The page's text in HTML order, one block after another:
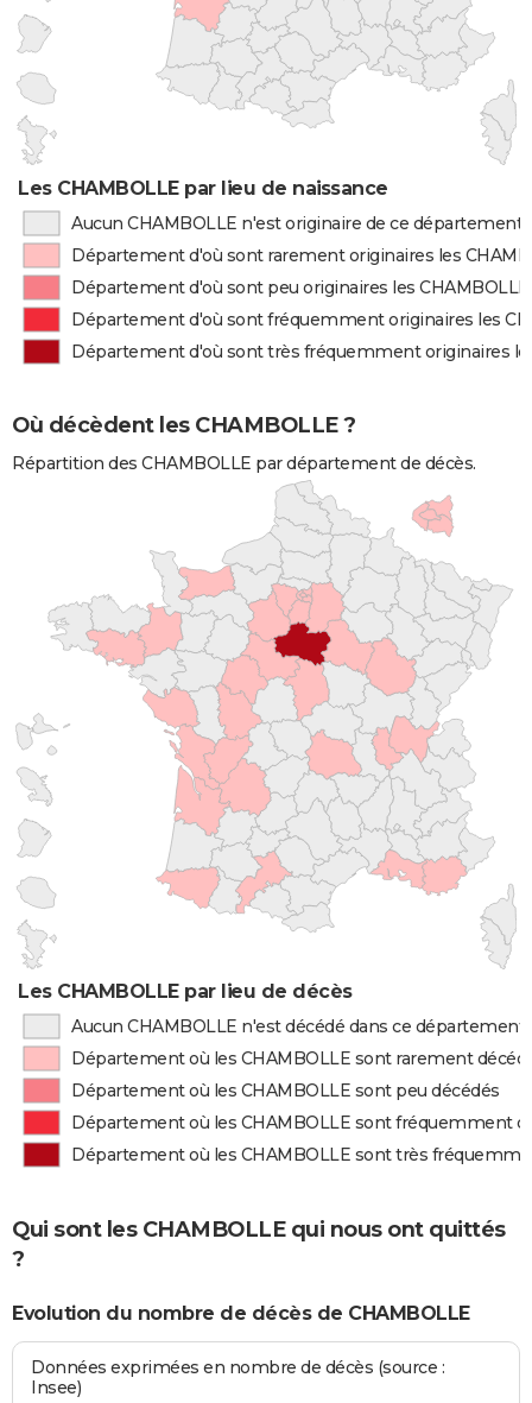
Les CHAMBOLLE par lieu de naissance
Aucun CHAMBOLLE n'est originaire de ce département
Département d'où sont rarement originaires les
Département d'où sont peu originaires les CHAMBOLLE
Département d'où sont fréquemment originaires les
Département d'où sont très fréquemment originaires
Où décèdent les CHAMBOLLE ?
Répartition des CHAMBOLLE par département de décès.
Les CHAMBOLLE par lieu de décès
Aucun CHAMBOLLE n'est décédé dans ce département
Département où les CHAMBOLLE sont rarement
Département où les CHAMBOLLE sont peu décédés
Département où les CHAMBOLLE sont fréquemment
Département où les CHAMBOLLE sont très
Qui sont les CHAMBOLLE qui nous ont quittés
?
Evolution du nombre de décès de CHAMBOLLE
Données exprimées en nombre de décès (source :
Insee)